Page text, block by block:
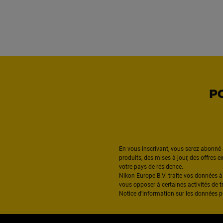
En vous inscrivant, vous serez
produits, des mises à jour, des offres
votre pays de résidence.
Nikon Europe B.V. traite vos
vous opposer à certaines activités de
Notice d'information sur les données